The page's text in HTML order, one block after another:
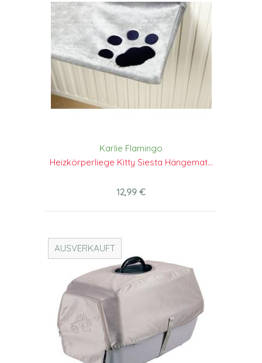
Karlie Flamingo
Heizkörperliege Kitty Siesta Hängemat...
12,99 €
AUSVERKAUFT